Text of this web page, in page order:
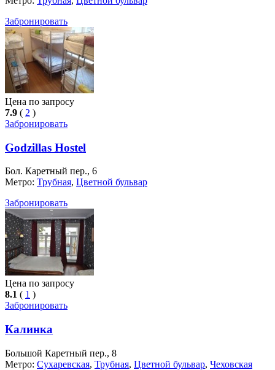
Забронировать
Цена по запросу
7.9 ( 2 )
Забронировать
Godzillas Hostel
Бол. Каретный пер., 6
Метро: Трубная, Цветной бульвар
Забронировать
Цена по запросу
8.1 ( 1 )
Забронировать
Калинка
Большой Каретный пер., 8
Метро: Сухаревская, Трубная, Цветной бульвар, Чеховская